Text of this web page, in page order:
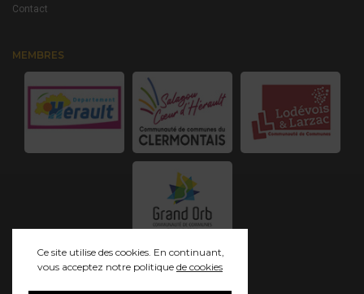
Contact
MEMBRES
Ce site utilise des cookies. En continuant,
vous acceptez notre politique de cookies